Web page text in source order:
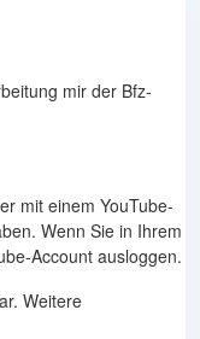
mir der Bfz-
mit einem YouTube-
Wenn Sie in Ihrem
Account ausloggen.
Weitere